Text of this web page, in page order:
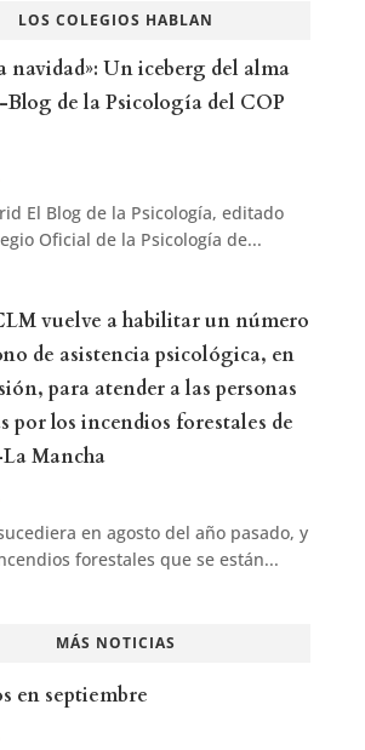
LOS COLEGIOS HABLAN
navidad»: Un iceberg del alma
de la Psicología del COP
El Blog de la Psicología, editado
Oficial de la Psicología de...
vuelve a habilitar un número
de asistencia psicológica, en
para atender a las personas
por los incendios forestales de
Mancha
en agosto del año pasado, y
forestales que se están...
MÁS NOTICIAS
en septiembre